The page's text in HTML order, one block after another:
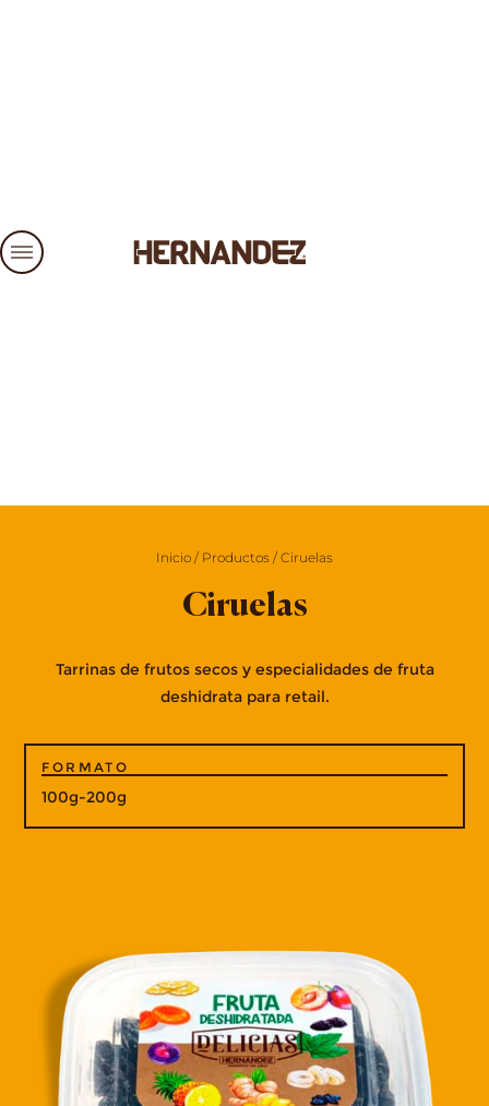
Inicio / Productos / Ciruelas
Ciruelas
Tarrinas de frutos secos y especialidades de fruta
deshidrata para retail.
FORMATO
100g-200g